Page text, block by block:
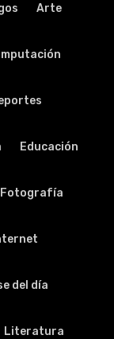
Arte
Educación
Fotografía
del día
Literatura